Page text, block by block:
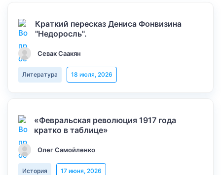
Краткий пересказ Дениса Фонвизина
"Недоросль".
Севак Саакян
Литература 18 июля, 2026
«Февральская революция 1917 года
кратко в таблице»
Олег Самойленко
История 17 июня, 2026